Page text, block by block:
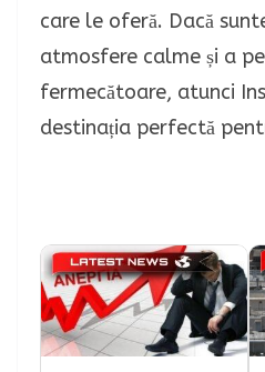
care le oferă. Dacă
atmosfere calme și a
fermecătoare, atunci
destinația perfectă